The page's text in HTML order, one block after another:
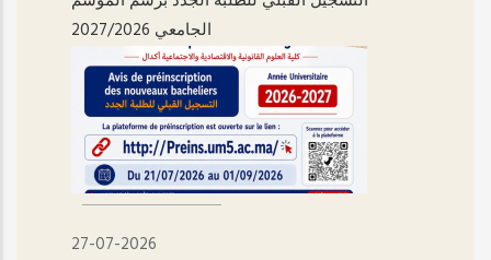
الجامعي 2027/2026
27-07-2026